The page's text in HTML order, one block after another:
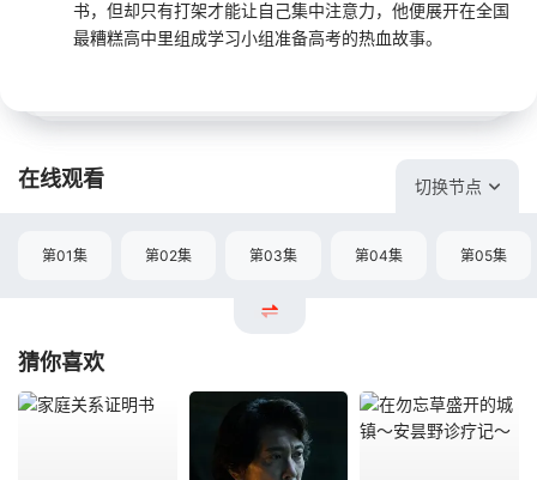
书，但却只有打架才能让自己集中注意力，他便展开在全国
最糟糕高中里组成学习小组准备高考的热血故事。
在线观看 切换节点
第01集 第02集 第03集 第04集 第05集
猜你喜欢